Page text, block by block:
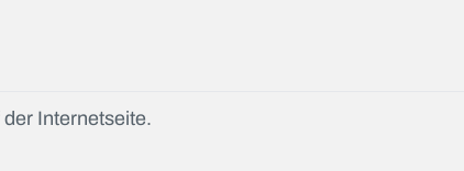
Internetseite.